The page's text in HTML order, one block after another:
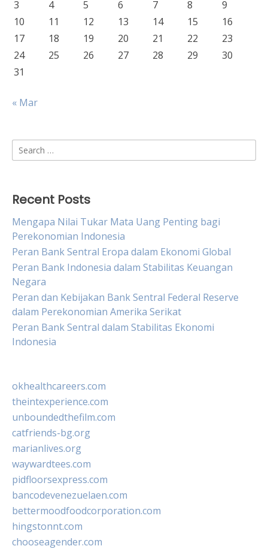
3 4 5 6 7 8
9
10
11 12 13 14 15
16
17
18 19 20 21 22
23
24
25 26 27 28 29
30
31
« Mar
Search
for:
Recent Posts
Mengapa Nilai Tukar Mata Uang Penting bagi
Perekonomian Indonesia
Peran Bank Sentral Eropa dalam Ekonomi Global
Peran Bank Indonesia dalam Stabilitas Keuangan
Negara
Peran dan Kebijakan Bank Sentral Federal Reserve
dalam Perekonomian Amerika Serikat
Peran Bank Sentral dalam Stabilitas Ekonomi
Indonesia
okhealthcareers.com
theintexperience.com
unboundedthefilm.com
catfriends-bg.org
marianlives.org
waywardtees.com
pidfloorsexpress.com
bancodevenezuelaen.com
bettermoodfoodcorporation.com
hingstonnt.com
chooseagender.com